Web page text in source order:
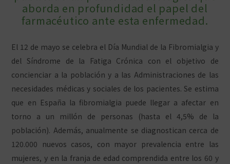
aborda en profundidad el papel del
farmacéutico ante esta enfermedad.
El 12 de mayo se celebra el Día Mundial de la Fibromialgia y
del Síndrome de la Fatiga Crónica con el objetivo de
concienciar a la población y a las Administraciones de las
necesidades médicas y sociales de los pacientes. Se estima
que en España la fibromialgia puede llegar a afectar en
torno a un millón de personas (hasta el 4,5% de la
población). Además, anualmente se diagnostican cerca de
120.000 nuevos casos, con mayor prevalencia entre las
mujeres, y en la franja de edad comprendida entre los 60 y